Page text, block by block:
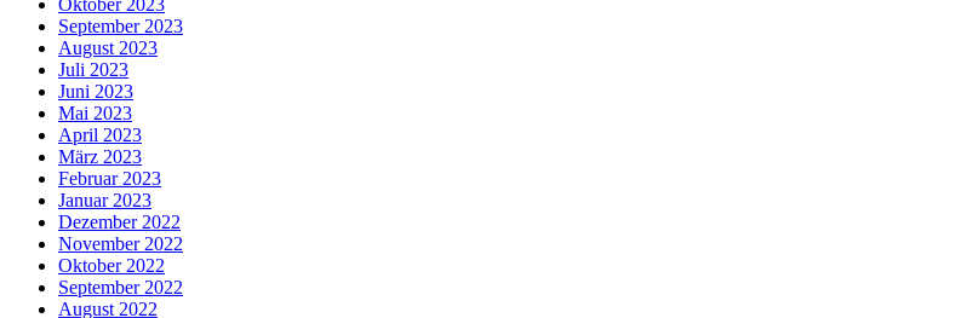
Oktober 2023
September 2023
August 2023
Juli 2023
Juni 2023
Mai 2023
April 2023
März 2023
Februar 2023
Januar 2023
Dezember 2022
November 2022
Oktober 2022
September 2022
August 2022